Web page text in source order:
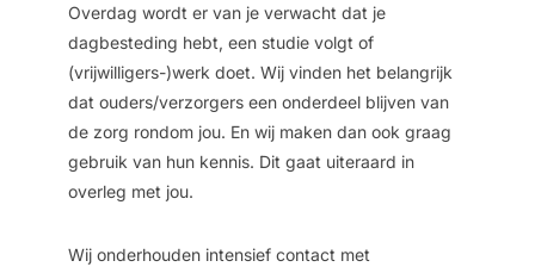
Overdag wordt er van je verwacht dat je
dagbesteding hebt, een studie volgt of
(vrijwilligers-)werk doet. Wij vinden het belangrijk
dat ouders/verzorgers een onderdeel blijven van
de zorg rondom jou. En wij maken dan ook graag
gebruik van hun kennis. Dit gaat uiteraard in
overleg met jou.
Wij onderhouden intensief contact met